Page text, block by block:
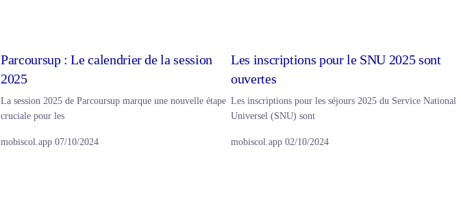
Parcoursup : Le calendrier de la session
2025
La session 2025 de Parcoursup marque une nouvelle étape
cruciale pour les
mobiscol.app 07/10/2024
Les inscriptions pour le SNU 2025 sont
ouvertes
Les inscriptions pour les séjours 2025 du Service National
Universel (SNU) sont
mobiscol.app 02/10/2024